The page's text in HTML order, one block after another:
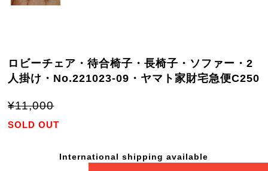
ロビーチェア・待合椅子・長椅子・ソファー・2
人掛け・No.221023-09・ヤマト家財宅急便C250
¥11,000
SOLD OUT
International shipping available